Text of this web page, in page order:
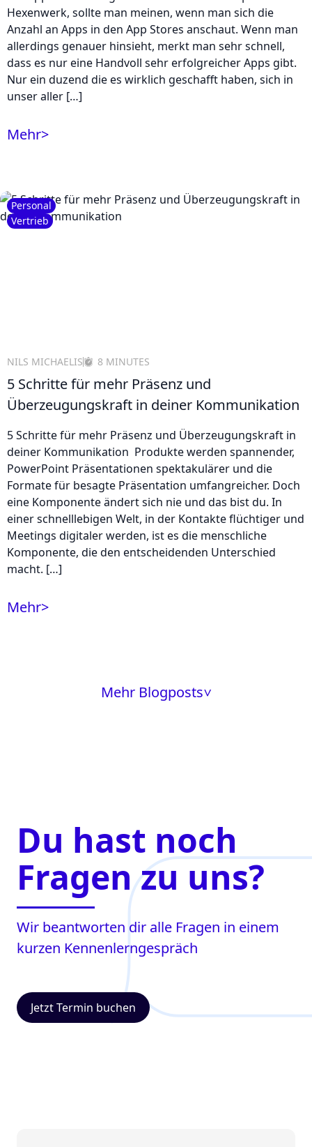
Hexenwerk, sollte man meinen, wenn man sich die
Anzahl an Apps in den App Stores anschaut. Wenn man
allerdings genauer hinsieht, merkt man sehr schnell,
dass es nur eine Handvoll sehr erfolgreicher Apps gibt.
Nur ein duzend die es wirklich geschafft haben, sich in
unser aller […]
Mehr>
Personal
Vertrieb
NILS MICHAELIS 8 MINUTES
5 Schritte für mehr Präsenz und
Überzeugungskraft in deiner Kommunikation
5 Schritte für mehr Präsenz und Überzeugungskraft in
deiner Kommunikation Produkte werden spannender,
PowerPoint Präsentationen spektakulärer und die
Formate für besagte Präsentation umfangreicher. Doch
eine Komponente ändert sich nie und das bist du. In
einer schnelllebigen Welt, in der Kontakte flüchtiger und
Meetings digitaler werden, ist es die menschliche
Komponente, die den entscheidenden Unterschied
macht. […]
Mehr>
Mehr Blogposts>
Du hast noch
Fragen zu uns?
Wir beantworten dir alle Fragen in einem
kurzen Kennenlerngespräch
Jetzt Termin buchen